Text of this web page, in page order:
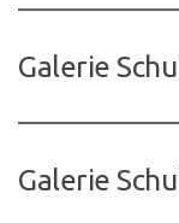
Galerie
Galerie